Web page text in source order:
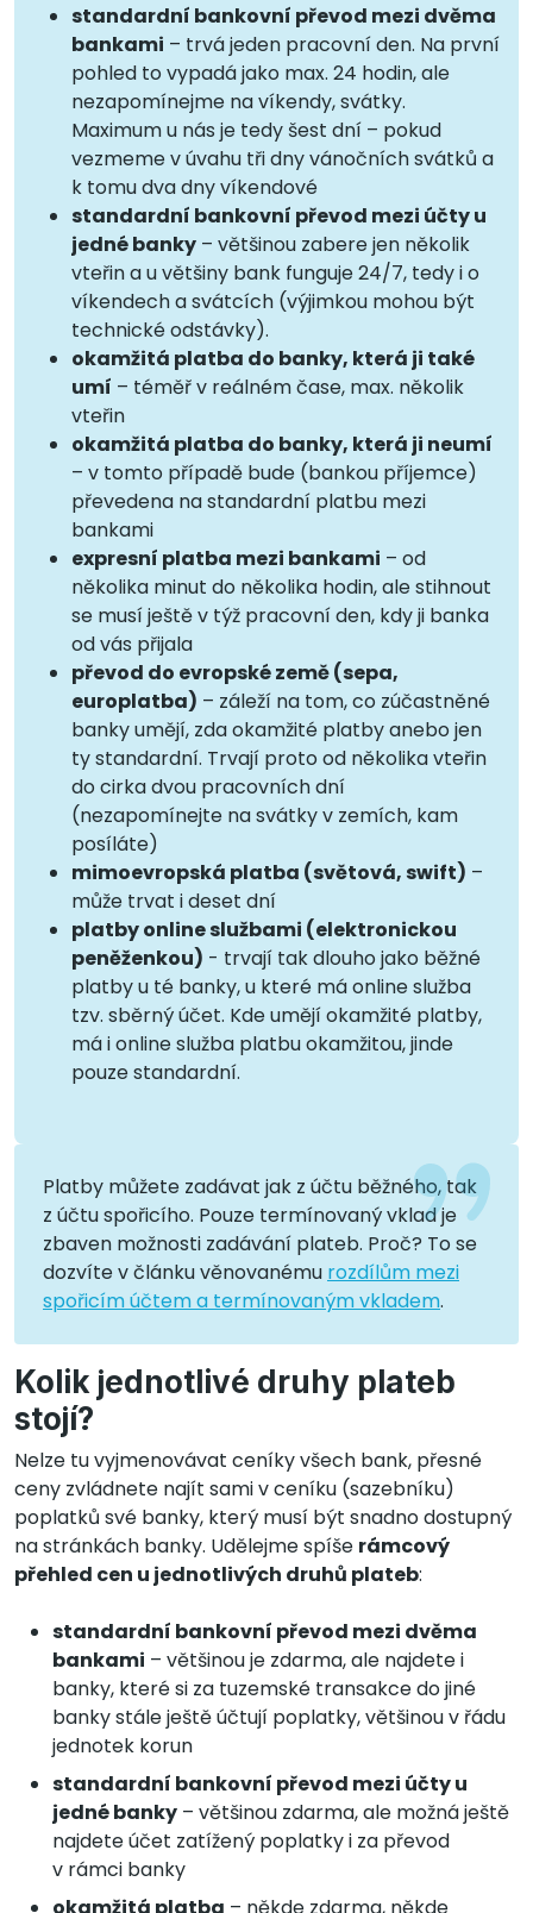
standardní bankovní převod mezi dvěma
bankami – trvá jeden pracovní den. Na první
pohled to vypadá jako max. 24 hodin, ale
nezapomínejme na víkendy, svátky.
Maximum u nás je tedy šest dní – pokud
vezmeme v úvahu tři dny vánočních svátků a
k tomu dva dny víkendové
standardní bankovní převod mezi účty u
jedné banky – většinou zabere jen několik
vteřin a u většiny bank funguje 24/7, tedy i o
víkendech a svátcích (výjimkou mohou být
technické odstávky).
okamžitá platba do banky, která ji také
umí – téměř v reálném čase, max. několik
vteřin
okamžitá platba do banky, která ji neumí
– v tomto případě bude (bankou příjemce)
převedena na standardní platbu mezi
bankami
expresní platba mezi bankami – od
několika minut do několika hodin, ale stihnout
se musí ještě v týž pracovní den, kdy ji banka
od vás přijala
převod do evropské země (sepa,
europlatba) – záleží na tom, co zúčastněné
banky umějí, zda okamžité platby anebo jen
ty standardní. Trvají proto od několika vteřin
do cirka dvou pracovních dní
(nezapomínejte na svátky v zemích, kam
posíláte)
mimoevropská platba (světová, swift) –
může trvat i deset dní
platby online službami (elektronickou
peněženkou) - trvají tak dlouho jako běžné
platby u té banky, u které má online služba
tzv. sběrný účet. Kde umějí okamžité platby,
má i online služba platbu okamžitou, jinde
pouze standardní.
Platby můžete zadávat jak z účtu běžného, tak
z účtu spořicího. Pouze termínovaný vklad je
zbaven možnosti zadávání plateb. Proč? To se
dozvíte v článku věnovanému rozdílům mezi
spořicím účtem a termínovaným vkladem.
Kolik jednotlivé druhy plateb
stojí?
Nelze tu vyjmenovávat ceníky všech bank, přesné
ceny zvládnete najít sami v ceníku (sazebníku)
poplatků své banky, který musí být snadno dostupný
na stránkách banky. Udělejme spíše rámcový
přehled cen u jednotlivých druhů plateb:
standardní bankovní převod mezi dvěma
bankami – většinou je zdarma, ale najdete i
banky, které si za tuzemské transakce do jiné
banky stále ještě účtují poplatky, většinou v řádu
jednotek korun
standardní bankovní převod mezi účty u
jedné banky – většinou zdarma, ale možná ještě
najdete účet zatížený poplatky i za převod
v rámci banky
okamžitá platba – někde zdarma, někde